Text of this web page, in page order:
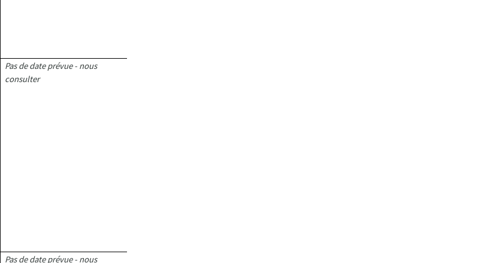
Pas de date prévue - nous
consulter
Pas de date prévue - nous